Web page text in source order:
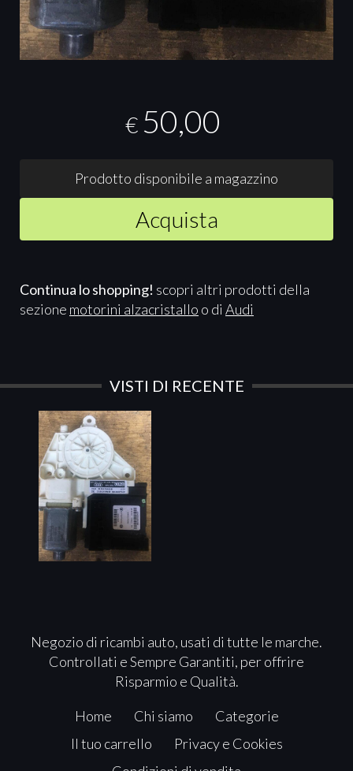
€ 50,00
Prodotto disponibile a magazzino
Acquista
Continua lo shopping! scopri altri prodotti della
sezione motorini alzacristallo o di Audi
VISTI DI RECENTE
Negozio di ricambi auto, usati di tutte le marche.
Controllati e Sempre Garantiti, per offrire
Risparmio e Qualità.
Home Chi siamo
Categorie
Il tuo carrello
Privacy e Cookies